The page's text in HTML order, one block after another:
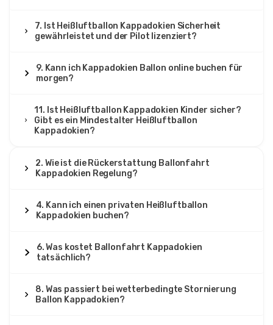
7. Ist Heißluftballon Kappadokien Sicherheit
gewährleistet und der Pilot lizenziert?
9. Kann ich Kappadokien Ballon online buchen für
morgen?
11. Ist Heißluftballon Kappadokien Kinder sicher?
Gibt es ein Mindestalter Heißluftballon
Kappadokien?
2. Wie ist die Rückerstattung Ballonfahrt
Kappadokien Regelung?
4. Kann ich einen privaten Heißluftballon
Kappadokien buchen?
6. Was kostet Ballonfahrt Kappadokien
tatsächlich?
8. Was passiert bei wetterbedingte Stornierung
Ballon Kappadokien?